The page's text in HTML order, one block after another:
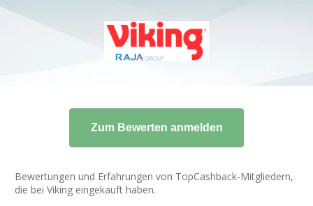
Bewertungen und Erfahrungen von TopCashback-Mitgliedern,
die bei Viking eingekauft haben.